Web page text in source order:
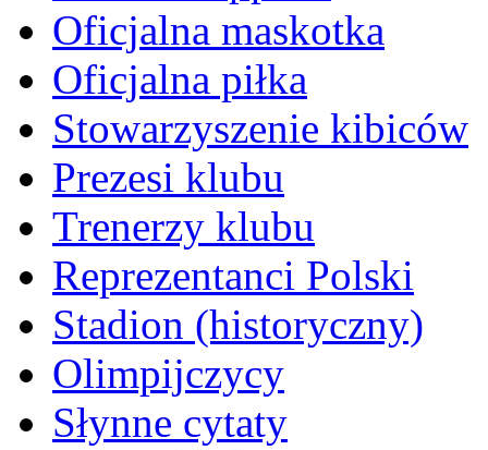
Oficjalna maskotka
Oficjalna piłka
Stowarzyszenie kibiców
Prezesi klubu
Trenerzy klubu
Reprezentanci Polski
Stadion (historyczny)
Olimpijczycy
Słynne cytaty